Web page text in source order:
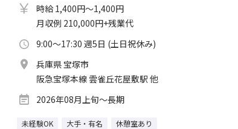
時給 1,400円～1,400円
月収例 210,000円+残業代
9:00～17:30 週5日 (土日祝休み)
兵庫県 宝塚市
阪急宝塚本線 雲雀丘花屋敷駅 他
2026年08月上旬～長期
未経験OK 大手・有名 休憩室あり